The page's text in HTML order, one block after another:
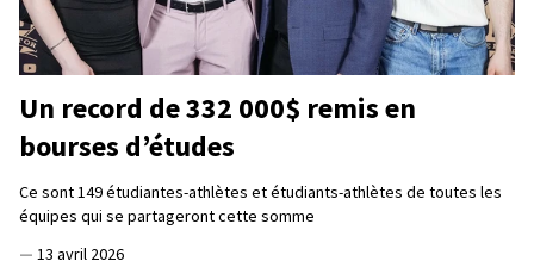
Un record de 332 000$ remis en
bourses d’études
Ce sont 149 étudiantes-athlètes et étudiants-athlètes de toutes les
équipes qui se partageront cette somme
— 13 avril 2026